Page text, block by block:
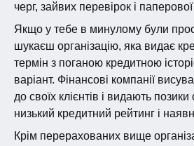
черг, зайвих перевірок і
Якщо у тебе в минулому були
шукаєш організацію, яка видає
термін з поганою кредитною
варіант. Фінансові компанії
до своїх клієнтів і видають
низький кредитний рейтинг і
Крім перерахованих вище